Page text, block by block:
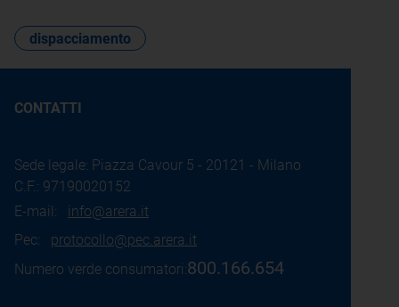
dispacciamento
CONTATTI
Sede legale: Piazza Cavour 5 - 20121 - Milano
C.F.: 97190020152
E-mail: info@arera.it
Pec: protocollo@pec.arera.it
Numero verde consumatori:800.166.654